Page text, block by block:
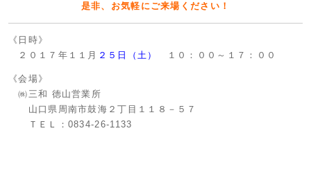
是非、お気軽にご来場ください！
《日時》
２０１７年１１月 ２５日（土） １０：００～１７：００
《会場》
㈱三和 徳山営業所
山口県周南市鼓海２丁目１１８－５７
ＴＥＬ：0834-26-1133